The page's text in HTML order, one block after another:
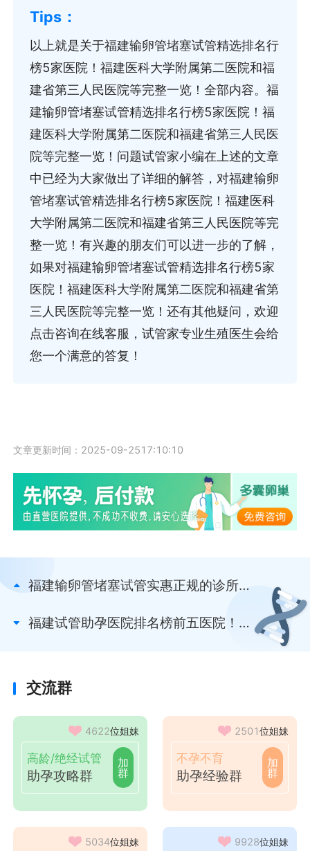
以上就是关于福建输卵管堵塞试管精选排名行
榜5家医院！福建医科大学附属第二医院和福
建省第三人民医院等完整一览！全部内容。福
建输卵管堵塞试管精选排名行榜5家医院！福
建医科大学附属第二医院和福建省第三人民医
院等完整一览！问题试管家小编在上述的文章
中已经为大家做出了详细的解答，对福建输卵
管堵塞试管精选排名行榜5家医院！福建医科
大学附属第二医院和福建省第三人民医院等完
整一览！有兴趣的朋友们可以进一步的了解，
如果对福建输卵管堵塞试管精选排名行榜5家
医院！福建医科大学附属第二医院和福建省第
三人民医院等完整一览！还有其他疑问，欢迎
点击咨询在线客服，试管家专业生殖医生会给
您一个满意的答复！
文章更新时间：2025-09-2517:10:10
福建输卵管堵塞试管实惠正规的诊所排
和福建省福州中西医结合医院等大实力
福建试管助孕医院排名榜前五医院！福
交流群
4622位姐妹
高龄/绝经试管
助孕攻略群
加
群
2501位姐妹
不孕不育
助孕经验群
加
群
5034位姐妹 9928位姐妹